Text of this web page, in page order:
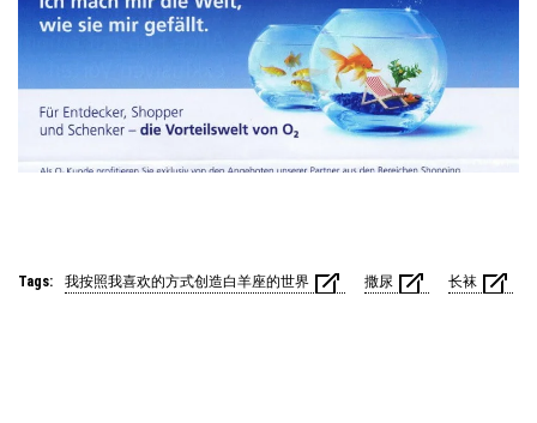
Tags: 我按照我喜欢的方式创造白羊座的世界 撒尿 长袜